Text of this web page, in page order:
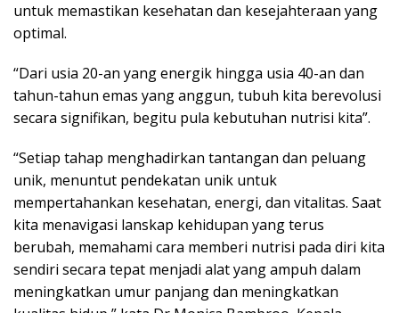
untuk memastikan kesehatan dan kesejahteraan yang
optimal.
“Dari usia 20-an yang energik hingga usia 40-an dan
tahun-tahun emas yang anggun, tubuh kita berevolusi
secara signifikan, begitu pula kebutuhan nutrisi kita”.
“Setiap tahap menghadirkan tantangan dan peluang
unik, menuntut pendekatan unik untuk
mempertahankan kesehatan, energi, dan vitalitas. Saat
kita menavigasi lanskap kehidupan yang terus
berubah, memahami cara memberi nutrisi pada diri kita
sendiri secara tepat menjadi alat yang ampuh dalam
meningkatkan umur panjang dan meningkatkan